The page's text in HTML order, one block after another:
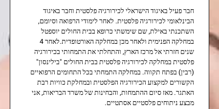
חבר פעיל באיגוד הישראלי לכירורגיה פלסטית וחבר באיגוד
הבינלאומי לכירורגיה פלסטית. לאחר לימודי הרפואה וסיומם,
השתכנתי באילת, שם שימשתי כרופא בבית החולים יוספטל
במחלקה הפנימית ולאחר מכן במחלקה האורטופדית.לאחר 4
שנים חזרתי אל מרכז הארץ, והתחלתי את התמחותי בכירורגיה
פלסטית במחלקה לכירורגיה פלסטית בבית החולים "בילינסון"
(רבין) בפתח תקווה. במחלקה התמחתי בכל התחומים הרפואיים
הקשורים למקצוע הכירורגיה הפלסטית ובמחלקת כוויות רבת
האתגר. מאז סיום ההתמחות, והבחינות של משרד הבריאות, אני
מבצע ניתוחים פלסטיים אסתטיים.